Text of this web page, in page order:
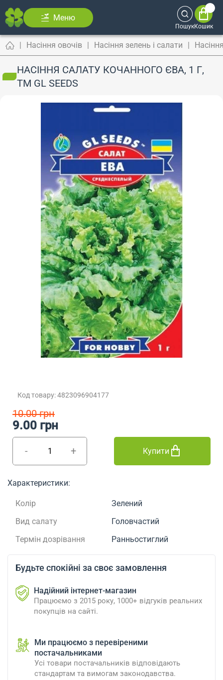
Меню
ПошукКошик
Насіння овочів Насіння зелень і салати
НАСІННЯ САЛАТУ КОЧАННОГО ЄВА, 1 Г,
ТМ GL SEEDS
Код товару: 4823096904177
- +
10.00 грн
9.00 грн
Купити
Характеристики:
Колір
Зелений
Вид салату
Головчастий
Термін дозрівання
Ранньостиглий
Будьте спокійні за своє замовлення
Надійний інтернет-магазин
Працюємо з 2015 року, 1000+ відгуків реальних
покупців на сайті.
Ми працюємо з перевіреними
постачальниками
Усі товари постачальників відповідають
стандартам та вимогам законодавства.